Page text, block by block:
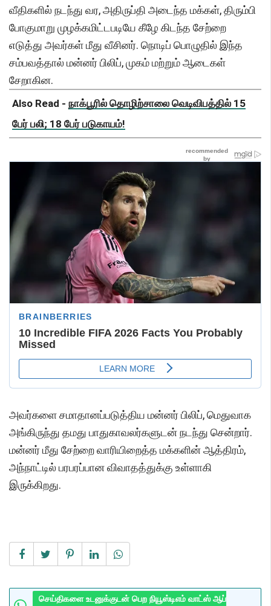
வீதிகளில் நடந்து வர, அதிருப்தி அடைந்த மக்கள், திரும்பி
போகுமாறு முழக்கமிட்டபடியே கீழே கிடந்த சேற்றை
எடுத்து அவர்கள் மீது வீசினர். நொடிப் பொழுதில் இந்த
சம்பவத்தால் மன்னர் பிலிப், முகம் மற்றும் ஆடைகள்
சேறாகின.
Also Read - நாக்பூரில் தொழிற்சாலை வெடிவிபத்தில் 15
பேர் பலி; 18 பேர் படுகாயம்!
அவர்களை சமாதானப்படுத்திய மன்னர் பிலிப், மெதுவாக
அங்கிருந்து தமது பாதுகாவலர்களுடன் நடந்து சென்றார்.
மன்னர் மீது சேற்றை வாரியிறைத்த மக்களின் ஆத்திரம்,
அந்நாட்டில் பரபரப்பான விவாதத்துக்கு உள்ளாகி
இருக்கிறது.
செய்திகளை உடனுக்குடன் பெற நியூஸ்டிஎம் வாட்ஸ் ஆப்